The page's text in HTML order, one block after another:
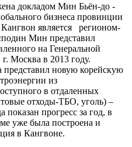
докладом Мин Бьён-до -
бизнеса провинции
является регионом-
Мин представил
на Генеральной
Москва в 2013 году.
новую корейскую
из
в отдаленных
отходы-ТБО, уголь) –
прогресс за год, в
уже была построена и
в Кангвоне.